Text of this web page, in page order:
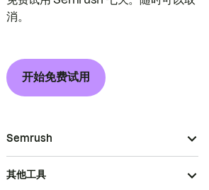
消。
开始免费试用
Semrush
其他工具